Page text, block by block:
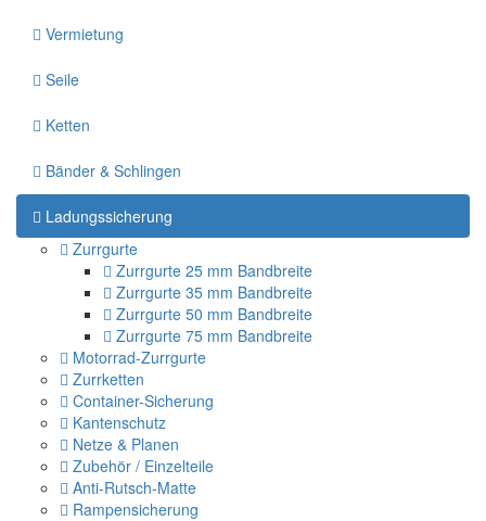
Vermietung
Seile
Ketten
Bänder & Schlingen
Ladungssicherung
Zurrgurte
Zurrgurte 25 mm Bandbreite
Zurrgurte 35 mm Bandbreite
Zurrgurte 50 mm Bandbreite
Zurrgurte 75 mm Bandbreite
Motorrad-Zurrgurte
Zurrketten
Container-Sicherung
Kantenschutz
Netze & Planen
Zubehör / Einzelteile
Anti-Rutsch-Matte
Rampensicherung